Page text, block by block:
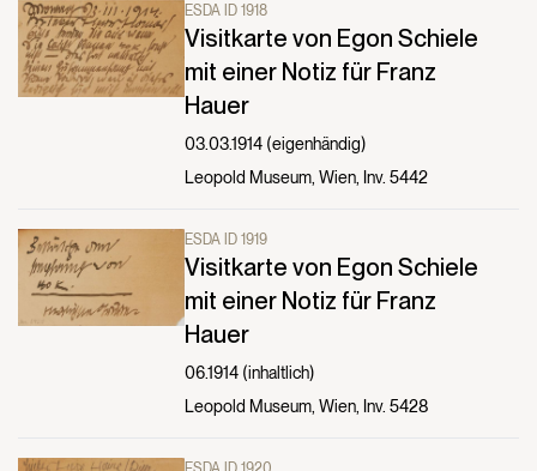
ESDA ID 1918
Visitkarte von Egon Schiele
mit einer Notiz für Franz
Hauer
03.03.1914 (eigenhändig)
Leopold Museum, Wien, Inv. 5442
ESDA ID 1919
Visitkarte von Egon Schiele
mit einer Notiz für Franz
Hauer
06.1914 (inhaltlich)
Leopold Museum, Wien, Inv. 5428